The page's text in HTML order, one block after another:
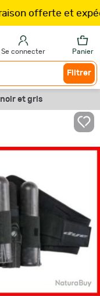
offerte et
Se connecter Panier
Filtrer
et gris